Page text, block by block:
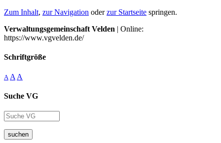
Zum Inhalt, zur Navigation oderzur Startseite springen.
Verwaltungsgemeinschaft Velden | Online:
https://www.vgvelden.de/
Schriftgröße
A A A
Suche VG
suchen